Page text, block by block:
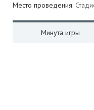
Место проведения:
Минута игры